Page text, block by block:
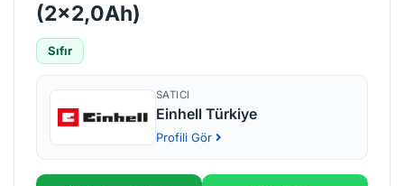
(2x2,0Ah)
Sıfır
SATICI
Einhell Türkiye
Profili Gör